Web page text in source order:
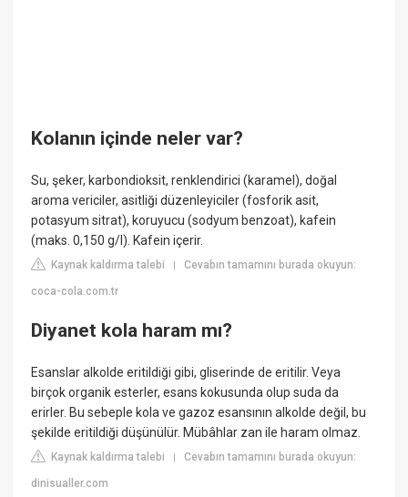
Kolanın içinde neler var?
Su, şeker, karbondioksit, renklendirici (karamel), doğal
aroma vericiler, asitliği düzenleyiciler (fosforik asit,
potasyum sitrat), koruyucu (sodyum benzoat), kafein
(maks. 0,150 g/l). Kafein içerir.
Kaynak kaldırma talebi |Cevabın tamamını burada okuyun:
coca-cola.com.tr
Diyanet kola haram mı?
Esanslar alkolde eritildiği gibi, gliserinde de eritilir. Veya
birçok organik esterler, esans kokusunda olup suda da
erirler. Bu sebeple kola ve gazoz esansının alkolde değil, bu
şekilde eritildiği düşünülür. Mübâhlar zan ile haram olmaz.
Kaynak kaldırma talebi |Cevabın tamamını burada okuyun:
dinisualler.com